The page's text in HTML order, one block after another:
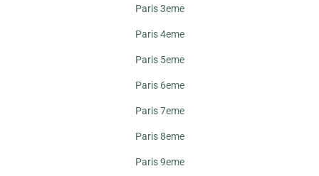
Paris 3eme
Paris 4eme
Paris 5eme
Paris 6eme
Paris 7eme
Paris 8eme
Paris 9eme